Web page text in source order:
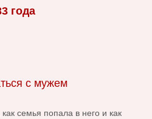
года
с мужем
семья попала в него и как